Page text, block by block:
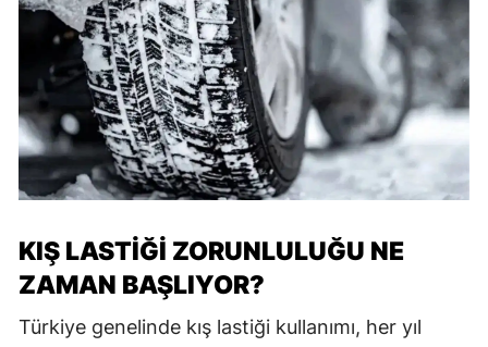
KIŞ LASTİĞİ ZORUNLULUĞU NE
ZAMAN BAŞLIYOR?
Türkiye genelinde kış lastiği kullanımı, her yıl